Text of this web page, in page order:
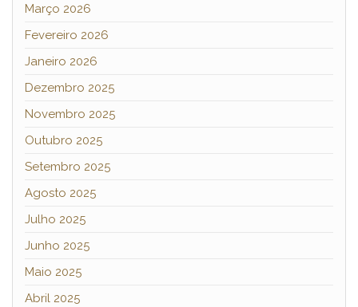
Março 2026
Fevereiro 2026
Janeiro 2026
Dezembro 2025
Novembro 2025
Outubro 2025
Setembro 2025
Agosto 2025
Julho 2025
Junho 2025
Maio 2025
Abril 2025